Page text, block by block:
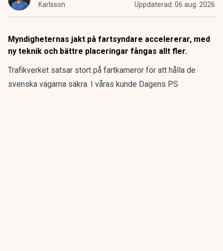
Karlsson
Uppdaterad: 06 aug. 2026
Myndigheternas jakt på fartsyndare accelererar, med
ny teknik och bättre placeringar fångas allt fler.
Trafikverket satsar stort på fartkameror för att hålla de
svenska vägarna säkra. I våras kunde Dagens PS